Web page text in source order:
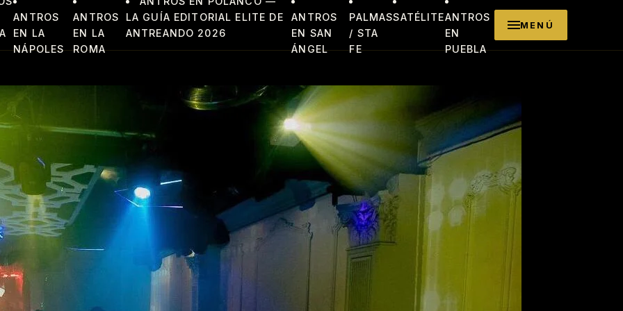
ANTROS
EN LA
NÁPOLES
ANTROS
EN LA
ROMA
LA GUÍA EDITORIAL ELITE DE
ANTREANDO 2026
ANTROS
EN SAN
ÁNGEL
PALMAS
/ STA
FE
SATÉLITEANTROS
EN
PUEBLA
MENÚ